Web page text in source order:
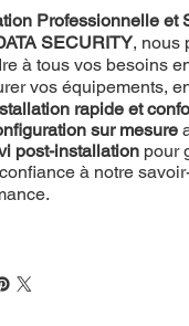
Professionnelle et
SECURITY, nous
à tous vos besoins
vos équipements,
rapide et
sur mesure
post-installation pour
à notre